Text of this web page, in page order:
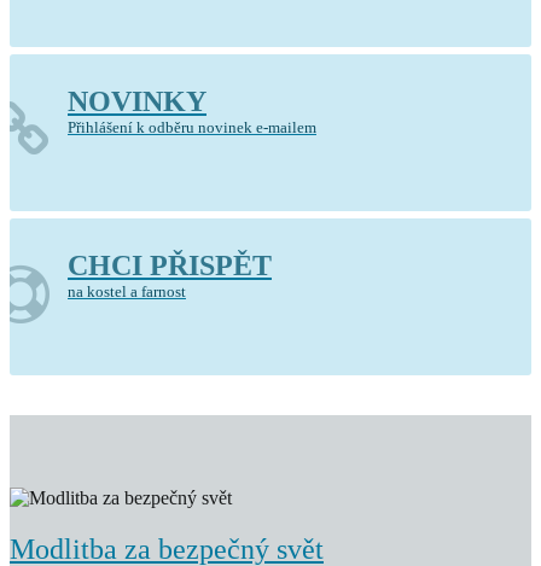
NOVINKY
Přihlášení k odběru novinek e-mailem
CHCI PŘISPĚT
na kostel a farnost
Modlitba za bezpečný svět